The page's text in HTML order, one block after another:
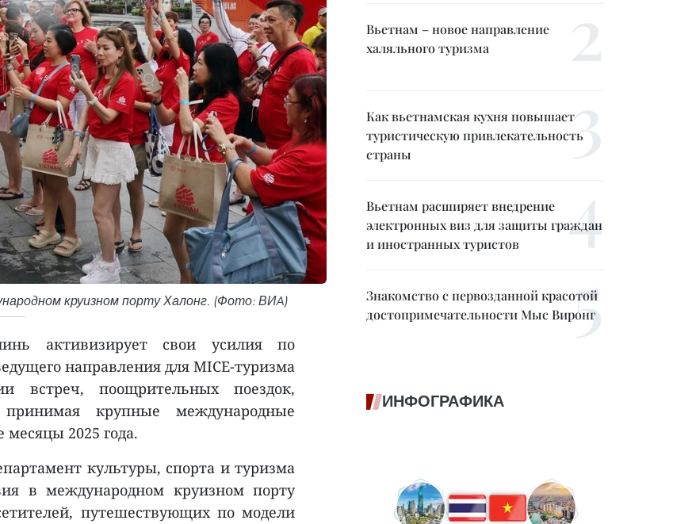
круизном порту Халонг. (Фото: ВИA)
активизирует свои усилия по
направления для MICE-туризма
встреч, поощрительных поездок,
крупные международные
месяцы 2025 года.
культуры, спорта и туризма
в международном круизном порту
путешествующих по модели
Вьетнам – новое направление
халяльного туризма
Как вьетнамская кухня повышает
туристическую привлекательность
страны
Вьетнам расширяет внедрение
электронных виз для защиты граждан
и иностранных туристов
Знакомство с первозданной красотой
достопримечательности Мыс Виронг
ИНФОГРАФИКА